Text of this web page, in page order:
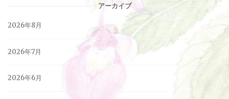
アーカイブ
2026年8月
2026年7月
2026年6月